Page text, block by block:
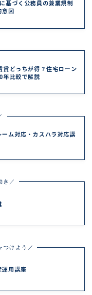
基づく公務員の兼業規制
意図
貸どっちが得？住宅ローン
年比較で解説
ム対応・カスハラ対応講
き／
つけよう／
運用講座